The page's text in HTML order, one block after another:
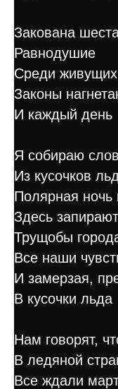
Закована
Равнодушие
Среди
Законы
И каждый день
Я собираю
Из кусочков
Полярная ночь
Здесь
Трущобы
Все наши
И замерзая,
В кусочки льда
Нам говорят,
В ледяной
Все ждали